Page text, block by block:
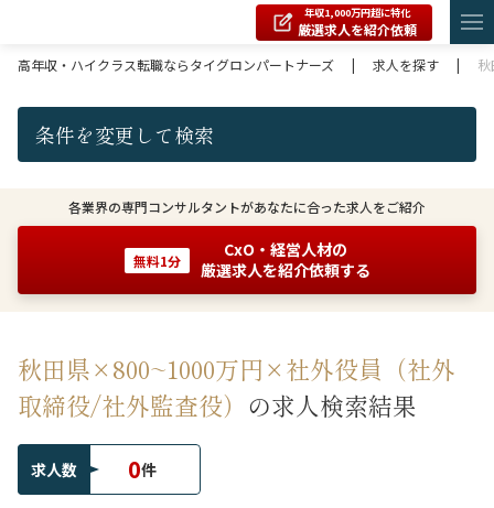
年収1,000万円超に特化
厳選求人を紹介依頼
高年収・ハイクラス転職ならタイグロンパートナーズ
| 求人を探す |
条件を変更して検索
各業界の専門コンサルタントがあなたに合った求人をご紹介
無料1分
CxO・経営人材の
厳選求人を紹介依頼する
秋田県×800~1000万円×社外役員（社外
取締役/社外監査役） の求人検索結果
求人数 0件